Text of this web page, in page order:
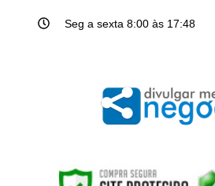
Seg a sexta 8:00 às 17:48